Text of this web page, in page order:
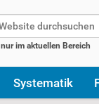
nur im aktuellen Bereich
Systematik